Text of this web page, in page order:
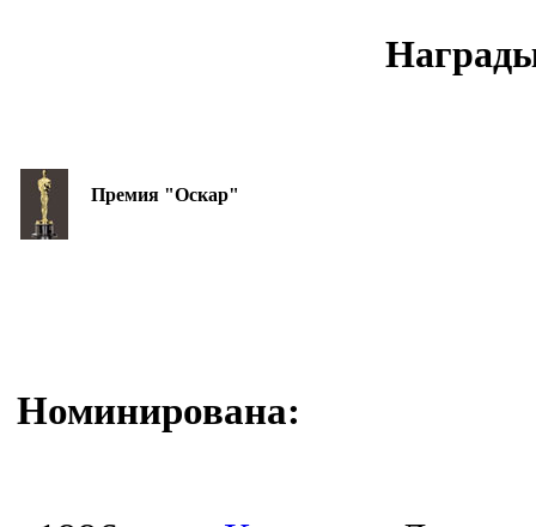
Премия "Оскар"
Номинирована: